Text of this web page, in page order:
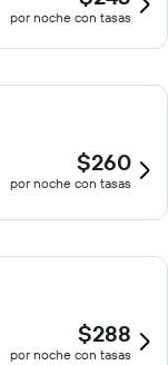
por noche con tasas
$260
por noche con tasas
$288
por noche con tasas